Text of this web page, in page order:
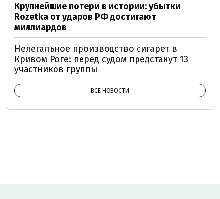
Крупнейшие потери в истории: убытки
Rozetka от ударов РФ достигают
миллиардов
Нелегальное производство сигарет в
Кривом Роге: перед судом предстанут 13
участников группы
ВСЕ НОВОСТИ